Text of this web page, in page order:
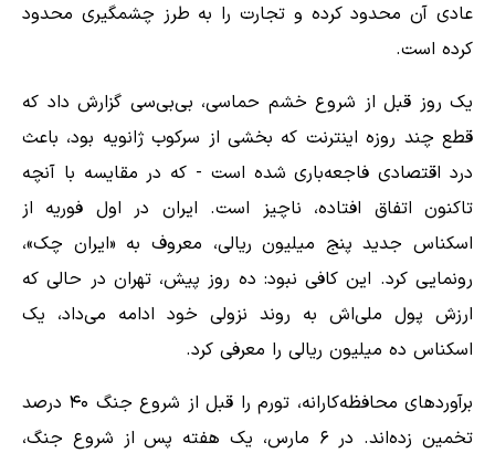
عادی آن محدود کرده و تجارت را به طرز چشمگیری محدود
کرده است.
یک روز قبل از شروع خشم حماسی، بی‌بی‌سی گزارش داد که
قطع چند روزه اینترنت که بخشی از سرکوب ژانویه بود، باعث
درد اقتصادی فاجعه‌باری شده است - که در مقایسه با آنچه
تاکنون اتفاق افتاده، ناچیز است. ایران در اول فوریه از
اسکناس جدید پنج میلیون ریالی، معروف به «ایران چک»،
رونمایی کرد. این کافی نبود: ده روز پیش، تهران در حالی که
ارزش پول ملی‌اش به روند نزولی خود ادامه می‌داد، یک
اسکناس ده میلیون ریالی را معرفی کرد.
برآوردهای محافظه‌کارانه، تورم را قبل از شروع جنگ ۴۰ درصد
تخمین زده‌اند. در ۶ مارس، یک هفته پس از شروع جنگ،